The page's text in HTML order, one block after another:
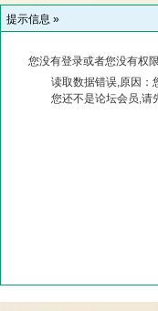
提示信息 »
您没有登录或者您没有权
读取数据错误,原因：
您还不是论坛会员,请